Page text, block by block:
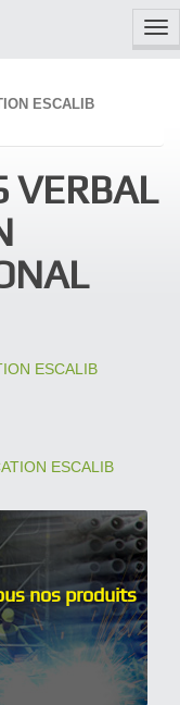
ESCALIB
VERBAL
ESCALIB
ESCALIB
nos produits